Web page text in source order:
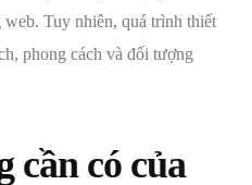
Tuy nhiên, quá trình thiết
phong cách và đối tượng
cần có của